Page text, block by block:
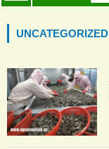
UNCATEGORIZED